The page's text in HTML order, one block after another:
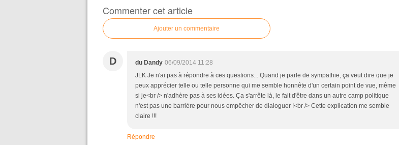
Commenter cet article
Ajouter un commentaire
D du Dandy 06/09/2014 11:28
JLK Je n'ai pas à répondre à ces questions... Quand je parle de sympathie, ça veut dire que je
peux apprécier telle ou telle personne qui me semble honnête d'un certain point de vue, même
si je<br /> n'adhère pas à ses idées. Ça s'arrête là, le fait d'être dans un autre camp politique
n'est pas une barrière pour nous empêcher de dialoguer !<br /> Cette explication me semble
claire !!!
Répondre